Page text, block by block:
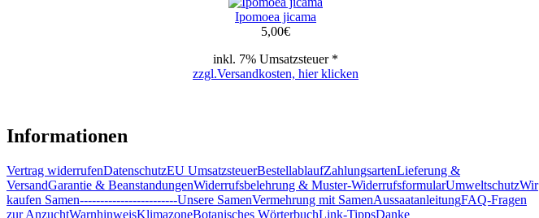
Ipomoea jicama
5,00€
inkl. 7% Umsatzsteuer *
zzgl.Versandkosten, hier klicken
Informationen
Vertrag widerrufenDatenschutzEU UmsatzsteuerBestellablaufZahlungsartenLieferung &
VersandGarantie & BeanstandungenWiderrufsbelehrung & Muster-WiderrufsformularUmweltschutzWir
kaufen Samen------------------------Unsere SamenVermehrung mit SamenAussaatanleitungFAQ-Fragen
zur AnzuchtWarnhinweisKlimazoneBotanisches WörterbuchLink-TippsDanke